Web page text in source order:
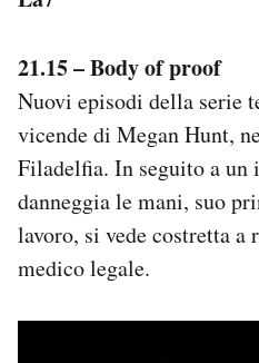
21.15 – Body of proof
Nuovi episodi della serie
vicende di Megan Hunt,
Filadelfia. In seguito a un
danneggia le mani, suo
lavoro, si vede costretta a
medico legale.